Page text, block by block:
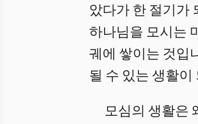
았다가 한 절기가
하나님을 모시는
궤에 쌓이는 것입
될 수 있는 생활
모심의 생활은